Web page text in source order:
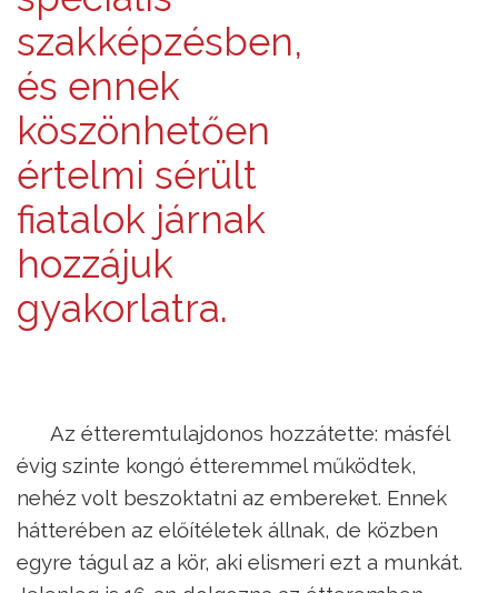
szakképzésben,
és ennek
köszönhetően
értelmi sérült
fiatalok járnak
hozzájuk
gyakorlatra.
Az étteremtulajdonos hozzátette: másfél
évig szinte kongó étteremmel működtek,
nehéz volt beszoktatni az embereket. Ennek
hátterében az előítéletek állnak, de közben
egyre tágul az a kör, aki elismeri ezt a munkát.